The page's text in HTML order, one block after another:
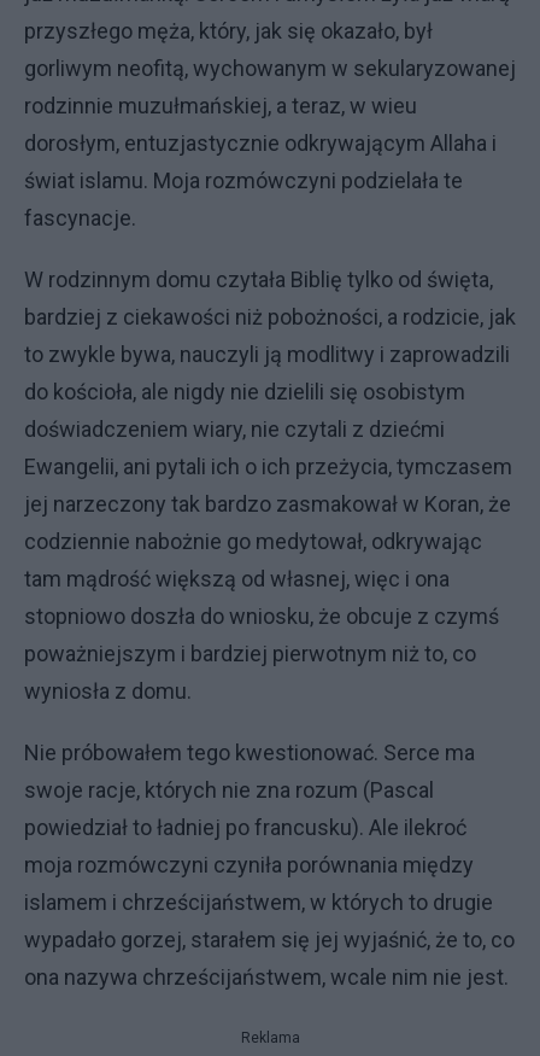
przyszłego męża, który, jak się okazało, był
gorliwym neofitą, wychowanym w sekularyzowanej
rodzinnie muzułmańskiej, a teraz, w wieu
dorosłym, entuzjastycznie odkrywającym Allaha i
świat islamu. Moja rozmówczyni podzielała te
fascynacje.
W rodzinnym domu czytała Biblię tylko od święta,
bardziej z ciekawości niż pobożności, a rodzicie, jak
to zwykle bywa, nauczyli ją modlitwy i zaprowadzili
do kościoła, ale nigdy nie dzielili się osobistym
doświadczeniem wiary, nie czytali z dziećmi
Ewangelii, ani pytali ich o ich przeżycia, tymczasem
jej narzeczony tak bardzo zasmakował w Koran, że
codziennie nabożnie go medytował, odkrywając
tam mądrość większą od własnej, więc i ona
stopniowo doszła do wniosku, że obcuje z czymś
poważniejszym i bardziej pierwotnym niż to, co
wyniosła z domu.
Nie próbowałem tego kwestionować. Serce ma
swoje racje, których nie zna rozum (Pascal
powiedział to ładniej po francusku). Ale ilekroć
moja rozmówczyni czyniła porównania między
islamem i chrześcijaństwem, w których to drugie
wypadało gorzej, starałem się jej wyjaśnić, że to, co
ona nazywa chrześcijaństwem, wcale nim nie jest.
Reklama